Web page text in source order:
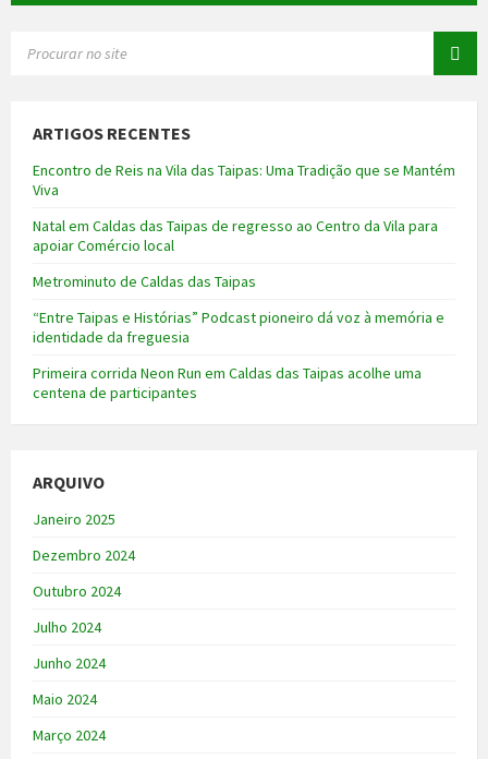
ARTIGOS RECENTES
Encontro de Reis na Vila das Taipas: Uma Tradição que se Mantém
Viva
Natal em Caldas das Taipas de regresso ao Centro da Vila para
apoiar Comércio local
Metrominuto de Caldas das Taipas
“Entre Taipas e Histórias” Podcast pioneiro dá voz à memória e
identidade da freguesia
Primeira corrida Neon Run em Caldas das Taipas acolhe uma
centena de participantes
ARQUIVO
Janeiro 2025
Dezembro 2024
Outubro 2024
Julho 2024
Junho 2024
Maio 2024
Março 2024